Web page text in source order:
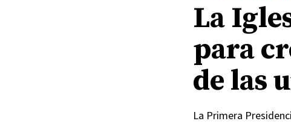
La
para
de las
La Primera